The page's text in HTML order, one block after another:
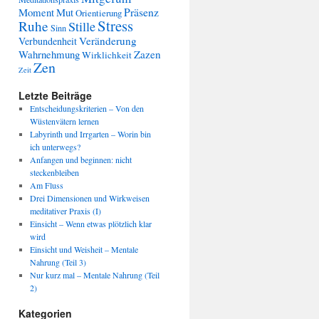
MomentMutOrientierungPräsenz
Ruhe SinnStilleStress
VerbundenheitVeränderung
WahrnehmungWirklichkeitZazen
Zeit Zen
Letzte Beiträge
Entscheidungskriterien – Von den
Wüstenvätern lernen
Labyrinth und Irrgarten – Worin bin
ich unterwegs?
Anfangen und beginnen: nicht
steckenbleiben
Am Fluss
Drei Dimensionen und Wirkweisen
meditativer Praxis (I)
Einsicht – Wenn etwas plötzlich klar
wird
Einsicht und Weisheit – Mentale
Nahrung (Teil 3)
Nur kurz mal – Mentale Nahrung (Teil
2)
Kategorien